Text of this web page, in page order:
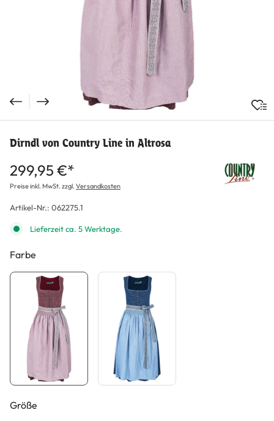
Dirndl von Country Line in Altrosa
299,95 €*
Preise inkl. MwSt. zzgl.Versandkosten
Artikel-Nr.: 062275.1
Lieferzeit ca. 5 Werktage.
Farbe
Größe